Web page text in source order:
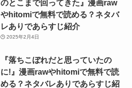
のとこまで回ってきた』漫画raw
やhitomiで無料で読める？ネタバ
レありであらすじ紹介
2025年2月4日
『落ちこぼれだと思っていたの
に!』漫画rawやhitomiで無料で読
める？ネタバレありであらすじ紹